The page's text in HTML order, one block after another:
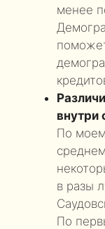
менее
внутри
По
в разы
По